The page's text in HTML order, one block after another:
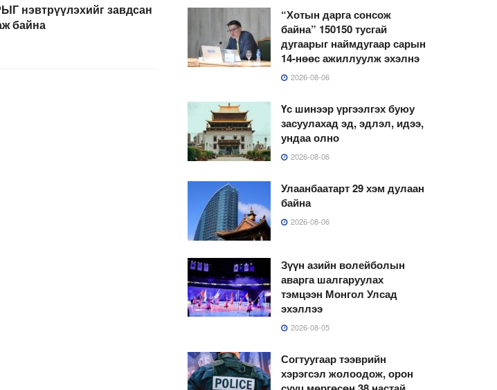
нэвтрүүлэхийг завдсан
байна
“Хотын дарга сонсож
байна” 150150 тусгай
дугаарыг наймдугаар сарын
14-нөөс ажиллуулж эхэлнэ
2026-08-06
Үс шинээр үргээлгэх буюу
засуулахад эд, эдлэл, идээ,
ундаа олно
2026-08-06
Улаанбаатарт 29 хэм дулаан
байна
2026-08-06
Зүүн азийн волейболын
аварга шалгаруулах
тэмцээн Монгол Улсад
эхэллээ
2026-08-05
Согтуугаар тээврийн
хэрэгсэл жолоодож, орон